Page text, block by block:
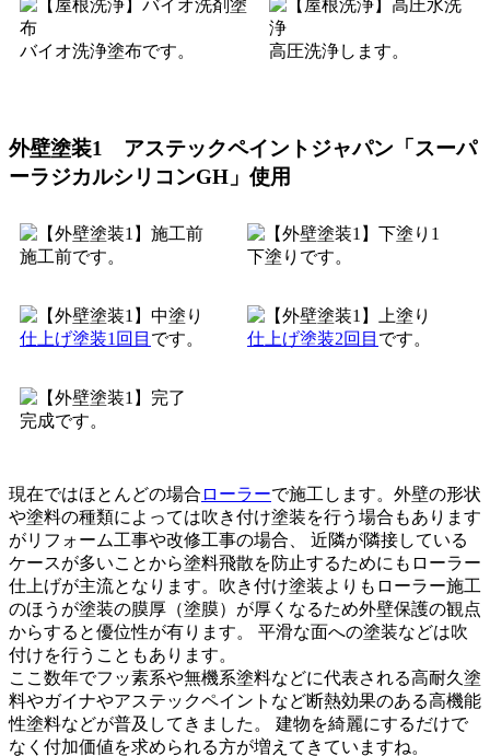
バイオ洗浄塗布です。 高圧洗浄します。
外壁塗装1 アステックペイントジャパン「スーパ
ーラジカルシリコンGH」使用
施工前です。 下塗りです。
仕上げ塗装1回目 です。 仕上げ塗装2回目 です。
完成です。
現在ではほとんどの場合 ローラーで施工します。外壁の形状
や塗料の種類によっては吹き付け塗装を行う場合もあります
がリフォーム工事や改修工事の場合、 近隣が隣接している
ケースが多いことから塗料飛散を防止するためにもローラー
仕上げが主流となります。吹き付け塗装よりもローラー施工
のほうが塗装の膜厚（塗膜）が厚くなるため外壁保護の観点
からすると優位性が有ります。 平滑な面への塗装などは吹
付けを行うこともあります。
ここ数年でフッ素系や無機系塗料などに代表される高耐久塗
料やガイナやアステックペイントなど断熱効果のある高機能
性塗料などが普及してきました。 建物を綺麗にするだけで
なく付加価値を求められる方が増えてきていますね。